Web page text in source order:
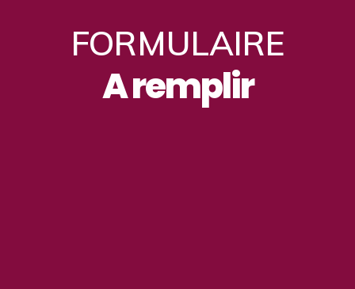
FORMULAIRE
A remplir